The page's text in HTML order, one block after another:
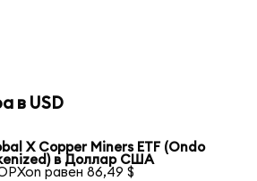
в USD
X Copper Miners ETF (Ondo
в Доллар США
равен 86,49 $